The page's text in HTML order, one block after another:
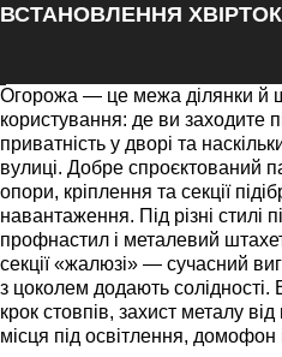
ВСТАНОВЛЕННЯ ХВІРТОК
Огорожа — це межа ділянки й
користування: де ви заходите
приватність у дворі та
вулиці. Добре спроєктований
опори, кріплення та секції
навантаження. Під різні стилі
профнастил і металевий
секції «жалюзі» — сучасний
з цоколем додають
крок стовпів, захист металу від
місця під освітлення, домофон